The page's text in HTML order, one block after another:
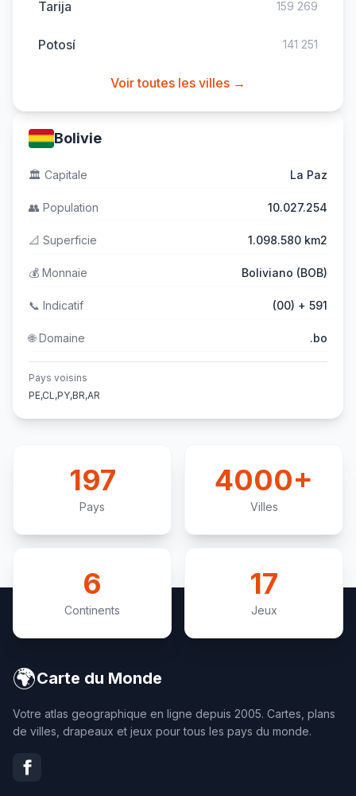
Tarija 159 269
Potosí 141 251
Voir toutes les villes →
Bolivie
🏛️ Capitale La Paz
👥 Population 10.027.254
📐 Superficie 1.098.580 km2
💰 Monnaie Boliviano (BOB)
📞 Indicatif (00) + 591
🌐Domaine .bo
Pays voisins
PE,CL,PY,BR,AR
197
Pays
4000+
Villes
6
Continents
17
Jeux
🌍Carte du Monde
Votre atlas geographique en ligne depuis 2005. Cartes, plans
de villes, drapeaux et jeux pour tous les pays du monde.